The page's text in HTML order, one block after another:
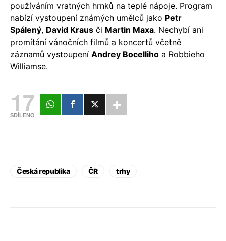
používáním vratných hrnků na teplé nápoje. Program
nabízí vystoupení známých umělců jako Petr
Spálený, David Kraus či Martin Maxa. Nechybí ani
promítání vánočních filmů a koncertů včetně
záznamů vystoupení Andrey Bocelliho a Robbieho
Williamse.
17
SDÍLENO
Česká republika ČR trhy